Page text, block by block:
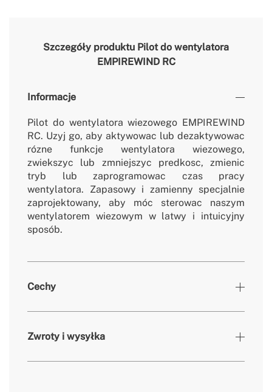
Szczegóły produktu Pilot do wentylatora
EMPIREWIND RC
Informacje
Pilot do wentylatora wiezowego EMPIREWIND
RC. Uzyj go, aby aktywowac lub dezaktywowac
rózne funkcje wentylatora wiezowego,
zwiekszyc lub zmniejszyc predkosc, zmienic
tryb lub zaprogramowac czas pracy
wentylatora. Zapasowy i zamienny specjalnie
zaprojektowany, aby móc sterowac naszym
wentylatorem wiezowym w latwy i intuicyjny
sposób.
Cechy
Kolory
Zwroty i wysyłka